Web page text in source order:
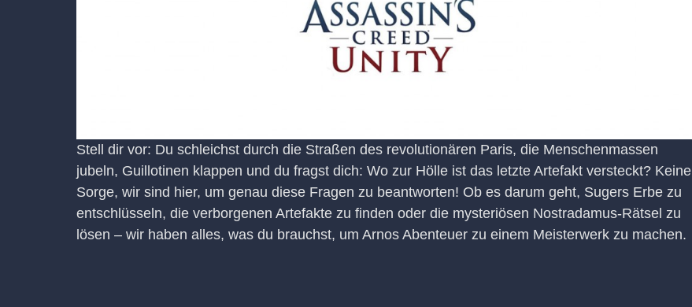
Stell dir vor: Du schleichst durch die Straßen des revolutionären Paris, die Menschenmassen
jubeln, Guillotinen klappen und du fragst dich: Wo zur Hölle ist das letzte Artefakt versteckt? Keine
Sorge, wir sind hier, um genau diese Fragen zu beantworten! Ob es darum geht, Sugers Erbe zu
entschlüsseln, die verborgenen Artefakte zu finden oder die mysteriösen Nostradamus-Rätsel zu
lösen – wir haben alles, was du brauchst, um Arnos Abenteuer zu einem Meisterwerk zu machen.